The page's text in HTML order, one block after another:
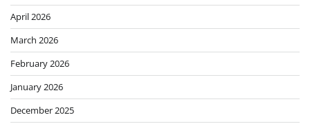
April 2026
March 2026
February 2026
January 2026
December 2025